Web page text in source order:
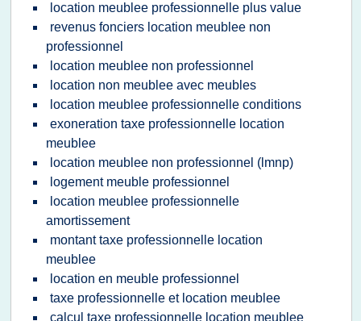
location meublee professionnelle plus value
revenus fonciers location meublee non
professionnel
location meublee non professionnel
location non meublee avec meubles
location meublee professionnelle conditions
exoneration taxe professionnelle location
meublee
location meublee non professionnel (lmnp)
logement meuble professionnel
location meublee professionnelle
amortissement
montant taxe professionnelle location
meublee
location en meuble professionnel
taxe professionnelle et location meublee
calcul taxe professionnelle location meublee